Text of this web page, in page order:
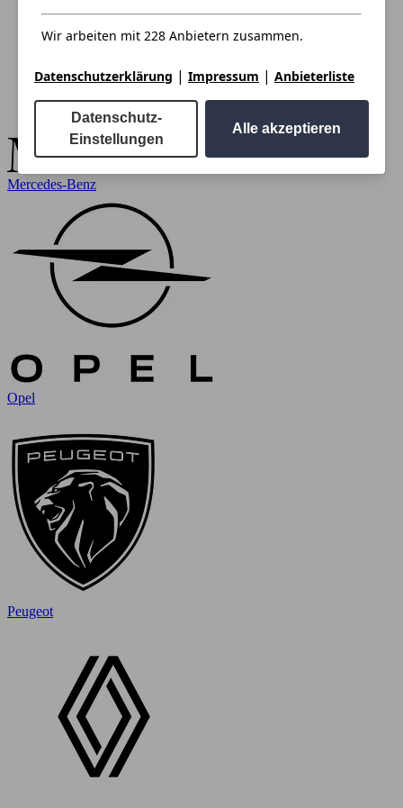
Mercedes-Benz
Opel
Peugeot
Wir arbeiten mit 228 Anbietern zusammen.
Datenschutzerklärung | Impressum | Anbieterliste
Datenschutz-
Einstellungen
Alle akzeptieren